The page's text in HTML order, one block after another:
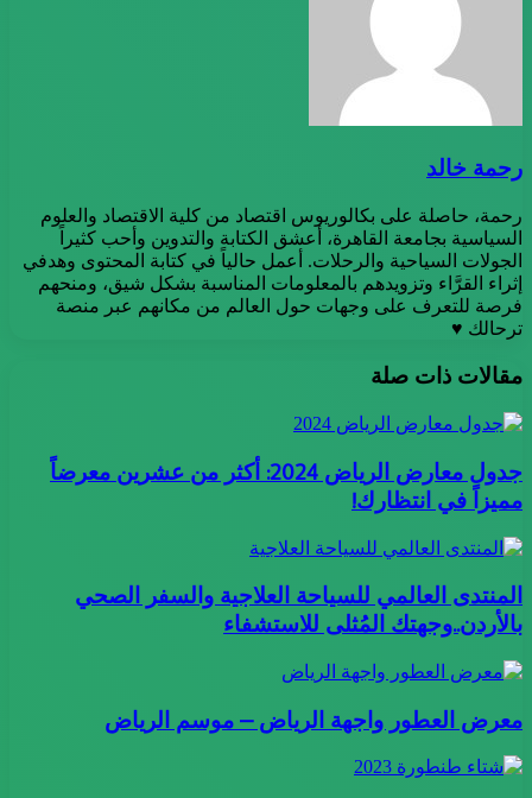
رحمة خالد
رحمة، حاصلة على بكالوريوس اقتصاد من كلية الاقتصاد والعلوم
السياسية بجامعة القاهرة، أعشق الكتابة والتدوين وأحب كثيراً
الجولات السياحية والرحلات. أعمل حالياً في كتابة المحتوى وهدفي
إثراء القرَّاء وتزويدهم بالمعلومات المناسبة بشكل شيق، ومنحهم
فرصة للتعرف على وجهات حول العالم من مكانهم عبر منصة
ترحالك ♥
مقالات ذات صلة
جدول معارض الرياض 2024: أكثر من عشرين معرضاً
مميزاً في انتظارك!
المنتدى العالمي للسياحة العلاجية والسفر الصحي
بالأردن..وجهتك المُثلى للاستشفاء
معرض العطور واجهة الرياض – موسم الرياض